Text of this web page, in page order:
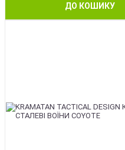
ДО КОШИКУ